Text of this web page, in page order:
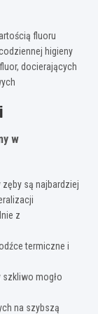
fluoru
higieny
docierających
w
są najbardziej
z
termiczne i
mogło
na szybszą